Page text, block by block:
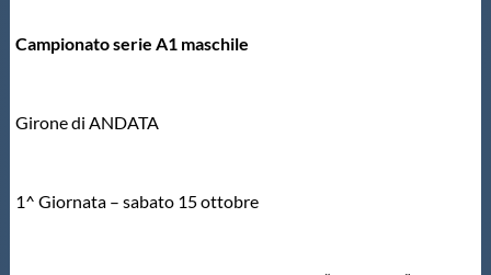
Campionato serie A1 maschile
Girone di ANDATA
1^ Giornata – sabato 15 ottobre